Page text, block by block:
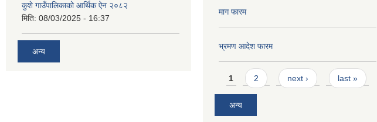
कुशे गाउँपालिकाको आर्थिक ऐन २०८२
मिति: 08/03/2025 - 16:37
अन्य
माग फारम
भ्रमण आदेश फारम
Pages
1 2 next › last »
अन्य